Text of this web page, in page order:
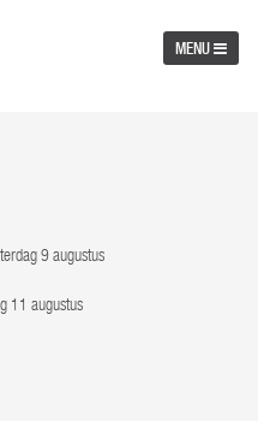
MENU
9 augustus
11 augustus